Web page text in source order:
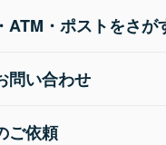
ATM・ポストをさが
問い合わせ
ご依頼